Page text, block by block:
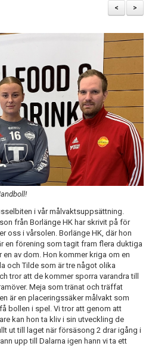
>
<
i vår målvaktsuppsättning.
från Borlänge HK har skrivit på för
oss i vårsolen. Borlänge HK, där hon
en förening som tagit fram flera duktiga
en av dom. Hon kommer kriga om en
och Tilde som är tre något olika
tror att de kommer sporra varandra till
Meja som tränat och träffat
är en placeringssäker målvakt som
bollen i spel. Vi tror att genom att
kan hon ta kliv i sin utveckling de
ut till laget när försäsong 2 drar igång i
upp till Dalarna igen hann vi ta ett